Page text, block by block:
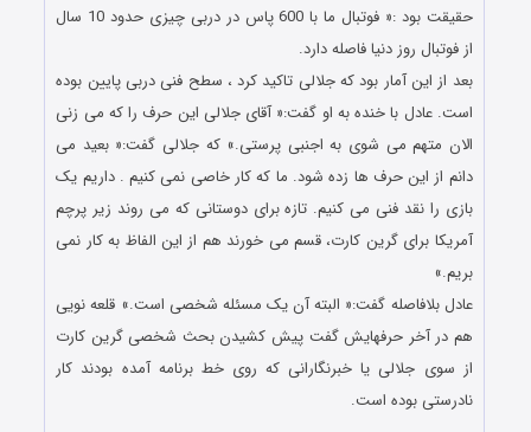
حقیقت بود :« فوتبال ما با 600 پاس در دربی چیزی حدود 10 سال
از فوتبال روز دنیا فاصله دارد.
بعد از این آمار بود که جلالی تاکید کرد ، سطح فنی دربی پایین بوده
است. عادل با خنده به او گفت:« آقای جلالی این حرف را که می زنی
الان متهم می شوی به اجنبی پرستی.» که جلالی گفت:« بعید می
دانم از این حرف ها زده شود. ما که کار خاصی نمی کنیم . داریم یک
بازی را نقد فنی می کنیم. تازه برای دوستانی که می روند زیر پرچم
آمریکا برای گرین کارت، قسم می خورند هم از این الفاظ به کار نمی
بریم.»
عادل بلافاصله گفت:« البته آن یک مسئله شخصی است.» قلعه نویی
هم در آخر حرفهایش گفت پیش کشیدن بحث شخصی گرین کارت
از سوی جلالی یا خبرنگارانی که روی خط برنامه آمده بودند کار
نادرستی بوده است.